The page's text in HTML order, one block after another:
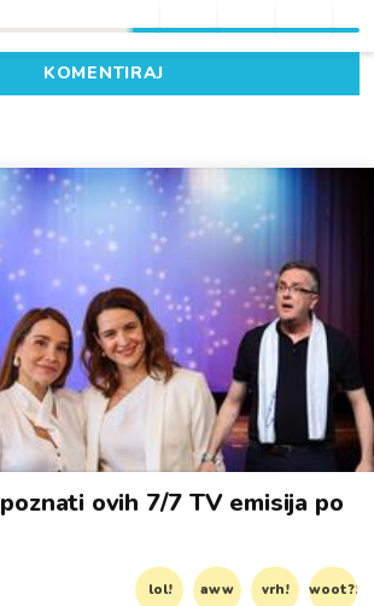
KOMENTIRAJ
ovih 7/7 TV emisija po
lol! aww vrh! woot?!